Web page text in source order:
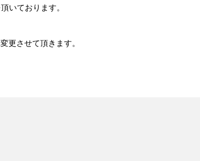
いております。
更させて頂きます。